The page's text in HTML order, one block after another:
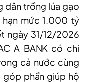
dân trồng lúa gạo
mức 1.000 tỷ
ngày 31/12/2026
A BANK có chi
cả nước cùng
góp phần giúp hộ